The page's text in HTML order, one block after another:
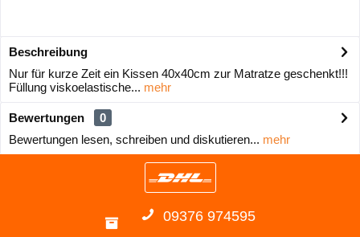
Beschreibung
Nur für kurze Zeit ein Kissen 40x40cm zur Matratze geschenkt!!!
Füllung viskoelastische... mehr
Bewertungen
0
Bewertungen lesen, schreiben und diskutieren... mehr
09376 974595